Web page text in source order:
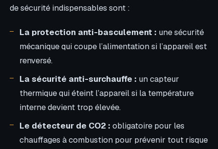
de sécurité indispensables sont :
La protection anti-basculement : une sécurité
mécanique qui coupe l’alimentation si l’appareil est
renversé.
La sécurité anti-surchauffe : un capteur
thermique qui éteint l’appareil si la température
interne devient trop élevée.
Le détecteur de CO2 : obligatoire pour les
chauffages à combustion pour prévenir tout risque